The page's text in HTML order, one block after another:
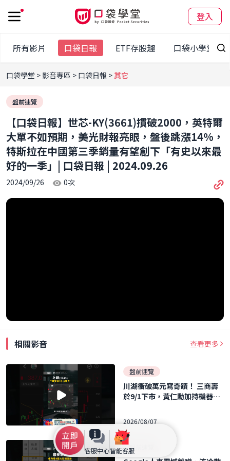
登入
客服中心智能客服
所有影片 口袋日報 ETF存股趣 口袋小學堂
口袋學堂 影音專區 口袋日報 其它
盤前速覽
【口袋日報】世芯-KY(3661)摜破2000，英特爾
大單不如預期，美光財報亮眼，盤後跳漲14%，
特斯拉在中國第三季銷量有望創下「有史以來最
好的一季」| 口袋日報 | 2024.09.26
2024/09/26 0次
相關影音 查看更多
盤前速覽
川湖衝破萬元寫奇蹟！ 三商壽
於9/1下市，黃仁勳加持機器人
6.08.07
2026/08/07
盤前速覽